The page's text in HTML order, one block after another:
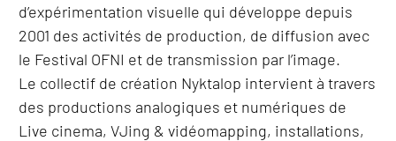
d’expérimentation visuelle qui développe depuis
2001 des activités de production, de diffusion avec
le Festival OFNI et de transmission par l’image.
Le collectif de création Nyktalop intervient à travers
des productions analogiques et numériques de
Live cinema, VJing & vidéomapping, installations,